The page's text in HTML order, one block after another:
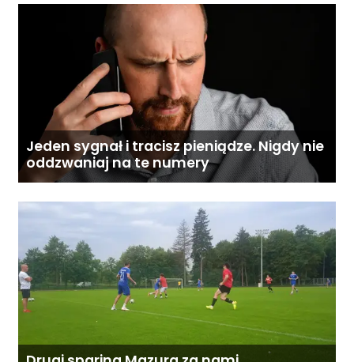
Jeden sygnał i tracisz pieniądze. Nigdy nie
oddzwaniaj na te numery